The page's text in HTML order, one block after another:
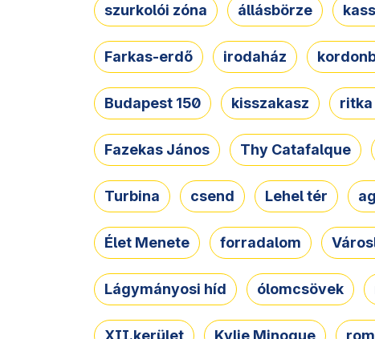
szurkolói zóna állásbörze
Farkas-erdő irodaház
Budapest 150 kisszakasz ritka
Fazekas János Thy Catafalque
Turbina csend Lehel tér
Élet Menete forradalom
Lágymányosi híd ólomcsövek
XII.kerület Kylie Minogue